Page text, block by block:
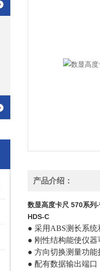
产品介绍：
数显高度卡尺 570系列
HDS-C
● 采用ABS测长系统
● 刚性结构能使仪器
● 方向切换测量功能
● 配有数据输出端口